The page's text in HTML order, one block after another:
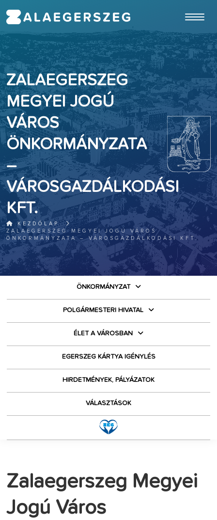
ZALAEGERSZEG
MEGYEI JOGÚ
VÁROS
ÖNKORMÁNYZATA
–
VÁROSGAZDÁLKODÁSI
KFT.
KEZDŐLAP
ZALAEGERSZEG MEGYEI JOGÚ VÁROS
ÖNKORMÁNYZATA – VÁROSGAZDÁLKODÁSI KFT.
ÖNKORMÁNYZAT
POLGÁRMESTERI HIVATAL
ÉLET A VÁROSBAN
EGERSZEG KÁRTYA IGÉNYLÉS
HIRDETMÉNYEK, PÁLYÁZATOK
VÁLASZTÁSOK
Zalaegerszeg Megyei
Jogú Város